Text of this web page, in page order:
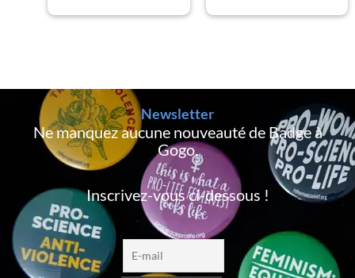
Newsletter
Ne manquez aucune nouveauté de Badge à
Gogo,
Inscrivez-vous ci-dessous !